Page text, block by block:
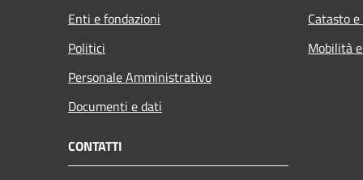
Enti e fondazioni
Politici
Personale Amministrativo
Documenti e dati
Catasto
Mobilità
CONTATTI